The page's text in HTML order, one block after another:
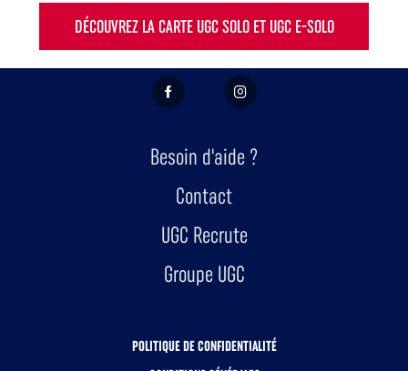
DÉCOUVREZ LA CARTE UGC SOLO ET UGC E-SOLO
FACEBOOK INSTAGRAM
Besoin d'aide ?
Contact
UGC Recrute
Groupe UGC
POLITIQUE DE CONFIDENTIALITÉ